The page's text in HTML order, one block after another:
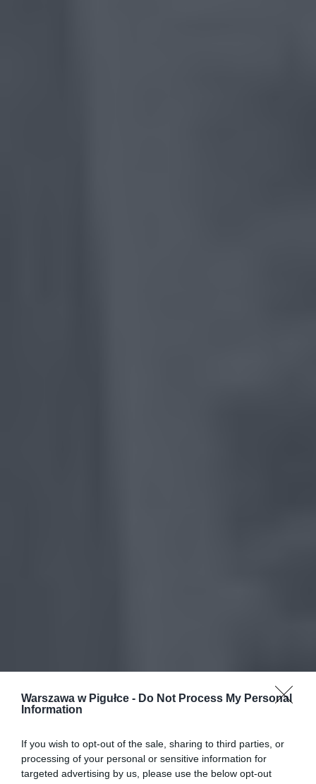
Warszawa w Pigułce - Do Not Process My Personal
Information
If you wish to opt-out of the sale, sharing to third parties, or
processing of your personal or sensitive information for
targeted advertising by us, please use the below opt-out